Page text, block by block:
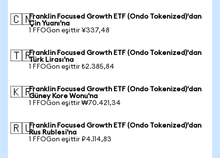
🇨🇳Franklin Focused Growth ETF (Ondo Tokenized)'dan
Çin Yuanı'na
1 FFOGon eşittir ¥337,48
🇹🇷Franklin Focused Growth ETF (Ondo Tokenized)'dan
Türk Lirası'na
1 FFOGon eşittir ₺2.385,84
🇰🇷Franklin Focused Growth ETF (Ondo Tokenized)'dan
Güney Kore Wonu'na
1 FFOGon eşittir ₩70.421,34
🇷🇺Franklin Focused Growth ETF (Ondo Tokenized)'dan
Rus Rublesi'na
1 FFOGon eşittir ₽4.114,83